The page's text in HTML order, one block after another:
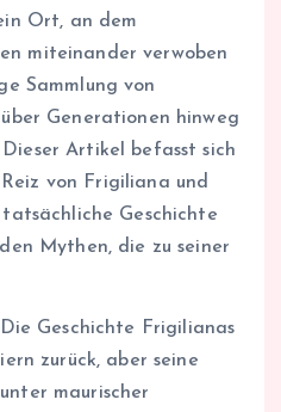
Ort, an dem
miteinander verwoben
Sammlung von
Generationen hinweg
Artikel befasst sich
von Frigiliana und
Geschichte
Mythen, die zu seiner
Geschichte Frigilianas
zurück, aber seine
maurischer